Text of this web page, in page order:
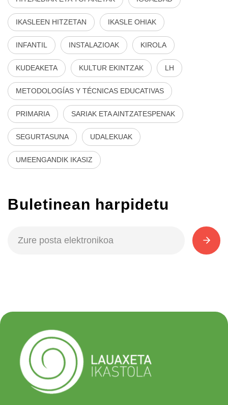
IKASLEEN HITZETAN IKASLE OHIAK
INFANTIL INSTALAZIOAK KIROLA
KUDEAKETA KULTUR EKINTZAK LH
METODOLOGÍAS Y TÉCNICAS EDUCATIVAS
PRIMARIA SARIAK ETA AINTZATESPENAK
SEGURTASUNA UDALEKUAK
UMEENGANDIK IKASIZ
Buletinean harpidetu